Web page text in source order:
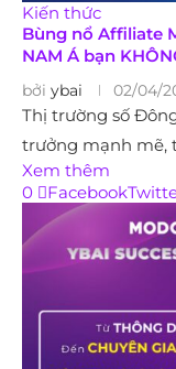
Kiến thức
Bùng nổ Affiliate
NAM Á bạn
bởi ybai 02/04/
Thị trường số
trưởng mạnh mẽ,
Xem thêm
0
Facebook